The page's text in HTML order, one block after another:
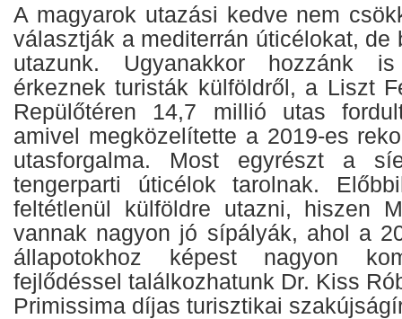
A magyarok utazási kedve nem
választják a mediterrán úticélokat, de
utazunk. Ugyanakkor hozzánk
érkeznek turisták külföldről, a Liszt
Repülőtéren 14,7 millió utas
amivel megközelítette a 2019-es
utasforgalma. Most egyrészt a
tengerparti úticélok tarolnak.
feltétlenül külföldre utazni, hiszen
vannak nagyon jó sípályák, ahol a
állapotokhoz képest nagyon
fejlődéssel találkozhatunk Dr. Kiss
Primissima díjas turisztikai